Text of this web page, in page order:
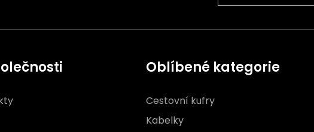
Oblíbené kategorie
Cestovní kufry
Kabelky